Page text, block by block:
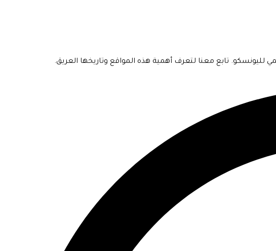
تابع معنا لتعرف أهمية هذه المواقع وتاريخها العريق.